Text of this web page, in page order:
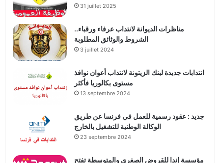
31 juillet 2025
مناظرات الديوانة لانتداب عرفاء ورقباء..
الشروط والوثائق المطلوبة
3 juillet 2024
انتدابات جديدة لبنك الزيتونة لانتداب أعوان نوافذ
مستوى بكالوريا فأكثر
13 septembre 2024
جديد : عقود رسمية للعمل في فرنسا عن طريق
الوكالة الوطنية للتشغيل بالخارج
23 septembre 2024
مؤسسة إندا للقروض الصغرى والمتوسطة تفتح